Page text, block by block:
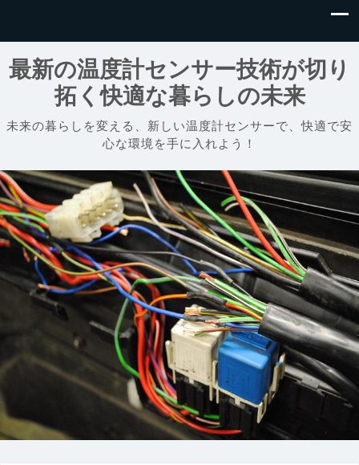
最新の温度計センサー技術が切り
拓く快適な暮らしの未来
未来の暮らしを変える、新しい温度計センサーで、快適で安
心な環境を手に入れよう！